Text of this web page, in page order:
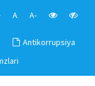
A A-
Antikorrupsiya